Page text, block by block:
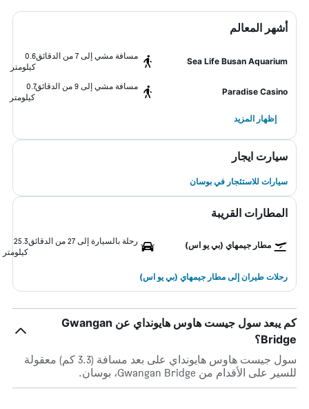
أشهر المعالم
Sea Life Busan Aquarium
مسافة مشي إلى 7 من الدقائق
0.6
كيلومتر
Paradise Casino
مسافة مشي إلى 9 من الدقائق
0.7
كيلومتر
إظهار المزيد
سيارت ايجار
سيارات للاستئجار في بوسان
المطارات القريبة
مطار جيمهاي (بي يو اس) رحلة بالسيارة إلى 27 من الدقائق
25.3
كيلومتر
رحلات طيران إلى مطار جيمهاي (بي يو اس)
كم يبعد سول جيست هاوس هايونداي عن Gwangan
Bridge؟
سول جيست هاوس هايونداي على بعد مسافة (3.3 كم) معقولة
للسير على الأقدام من Gwangan Bridge، بوسان.